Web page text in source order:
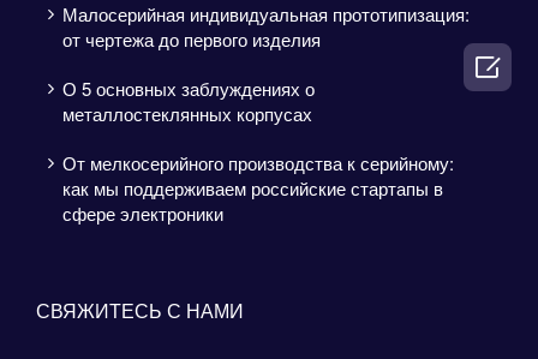
Малосерийная индивидуальная прототипизация:
от чертежа до первого изделия
О 5 основных заблуждениях о
металлостеклянных корпусах
От мелкосерийного производства к серийному:
как мы поддерживаем российские стартапы в
сфере электроники
СВЯЖИТЕСЬ С НАМИ
